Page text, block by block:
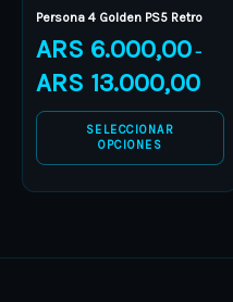
Persona 4 Golden PS5 Retro
ARS 6.000,00 –
ARS 13.000,00
SELECCIONAR
OPCIONES
on
the
product
page